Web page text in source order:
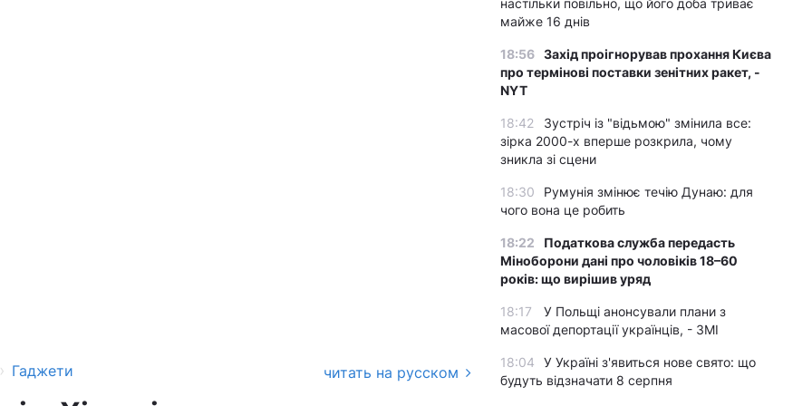
› Гаджети читать на русском
настільки повільно, що його доба триває
майже 16 днів
18:56 Захід проігнорував прохання Києва
про термінові поставки зенітних ракет, -
NYT
18:42
Зустріч із "відьмою" змінила все:
зірка 2000-х вперше розкрила, чому
зникла зі сцени
18:30
Румунія змінює течію Дунаю: для
чого вона це робить
18:22
Податкова служба передасть
Міноборони дані про чоловіків 18–60
років: що вирішив уряд
18:17
У Польщі анонсували плани з
масової депортації українців, - ЗМІ
18:04
У Україні з'явиться нове свято: що
будуть відзначати 8 серпня